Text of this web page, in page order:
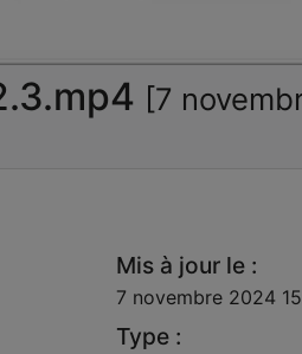
[7
Mis à jour le :
7 novembre 2024
Type :